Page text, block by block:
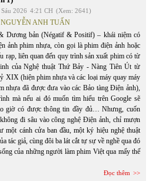
2026 4:21 CH (Xem: 2641)
ANH TUẤN
Dương bản (Négatif & Positif) – khái niệm có
ảnh phim nhựa, còn gọi là phim điện ảnh hoặc
rạp, liên quan đến quy trình sản xuất phim có từ
của Nghệ thuật Thứ Bảy - Nàng Tiên Út từ
XIX (hiện phim nhựa và các loại máy quay máy
nhựa đã được đưa vào các Bảo tàng Điện ảnh),
mà nếu ai đó muốn tìm hiểu trên Google sẽ
giờ có được thông tin đầy đủ… Nhưng, cuốn
đi sâu vào công nghệ Điện ảnh, chỉ mượn
cánh cửa ban đầu, một ký hiệu nghệ thuật
tác giả, cùng đôi ba lát cắt tự sự về nghề qua đó
của những người làm phim Việt qua mấy thế
Đọc thêm